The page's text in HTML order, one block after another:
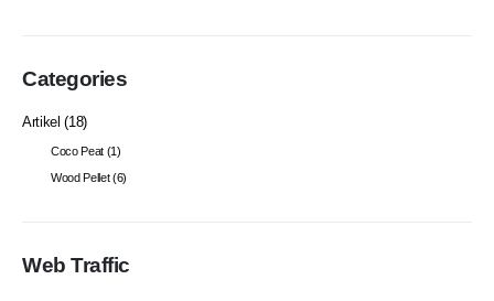
Categories
Artikel (18)
Coco Peat (1)
Wood Pellet(6)
Web Traffic